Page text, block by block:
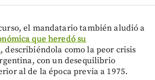
el mandatario también aludió a
que heredó su
, describiéndola como la peor crisis
con un desequilibrio
al de la época previa a 1975.